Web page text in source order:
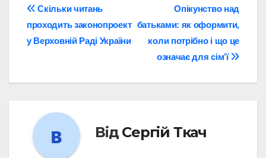
Навігація
записів
Опікунство над
батьками: як оформити,
коли потрібно і що це
означає для сім’ї
Скільки читань
проходить законопроект
у Верховній Раді України
Від Сергій Ткач